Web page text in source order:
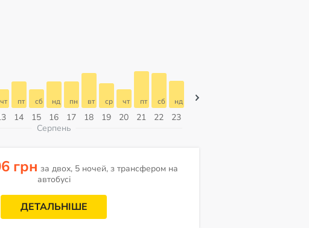
чт
14
пт
15
сб
16
нд
17
пн
18
вт
19
ср
20
чт
21
пт
22
сб
23
нд
Серпень
грн за двох, 5 ночей, з трансфером на
автобусі
ДЕТАЛЬНІШЕ